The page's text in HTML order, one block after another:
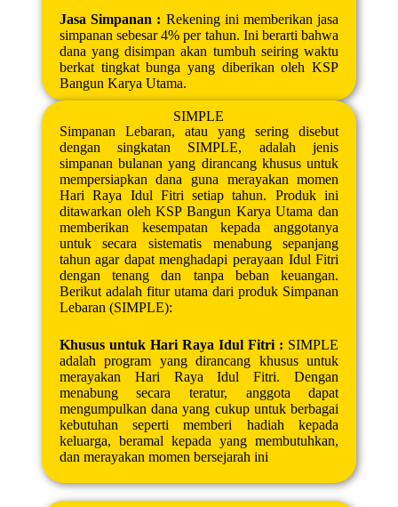
Jasa Simpanan : Rekening ini memberikan jasa
simpanan sebesar 4% per tahun. Ini berarti bahwa
dana yang disimpan akan tumbuh seiring waktu
berkat tingkat bunga yang diberikan oleh KSP
Bangun Karya Utama.
SIMPLE
Simpanan Lebaran, atau yang sering disebut
dengan singkatan SIMPLE, adalah jenis
simpanan bulanan yang dirancang khusus untuk
mempersiapkan dana guna merayakan momen
Hari Raya Idul Fitri setiap tahun. Produk ini
ditawarkan oleh KSP Bangun Karya Utama dan
memberikan kesempatan kepada anggotanya
untuk secara sistematis menabung sepanjang
tahun agar dapat menghadapi perayaan Idul Fitri
dengan tenang dan tanpa beban keuangan.
Berikut adalah fitur utama dari produk Simpanan
Lebaran (SIMPLE):
Khusus untuk Hari Raya Idul Fitri : SIMPLE
adalah program yang dirancang khusus untuk
merayakan Hari Raya Idul Fitri. Dengan
menabung secara teratur, anggota dapat
mengumpulkan dana yang cukup untuk berbagai
kebutuhan seperti memberi hadiah kepada
keluarga, beramal kepada yang membutuhkan,
dan merayakan momen bersejarah ini